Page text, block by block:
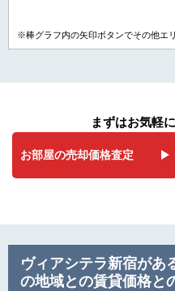
※棒グラフ内の矢印ボタンでその他エ
まずはお気軽
お部屋の売却価格査定
ヴィアシテラ新宿があ
の地域との賃貸価格と